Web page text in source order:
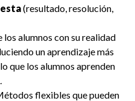
(resultado, resolución,
alumnos con su realidad
un aprendizaje más
que los alumnos aprenden
flexibles que pueden